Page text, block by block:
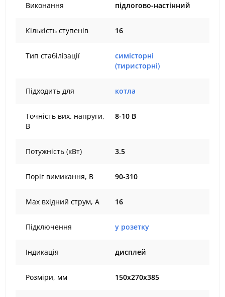
Виконання підлогово-настінний
Кількість ступенів 16
Тип стабілізації
симісторні
(тиристорні)
Підходить для котла
Точність вих. напруги,
В
8-10 В
Потужність (кВт) 3.5
Поріг вимикання, В 90-310
Max вхідний струм, А 16
Підключення у розетку
Індикація дисплей
Розміри, мм 150х270х385